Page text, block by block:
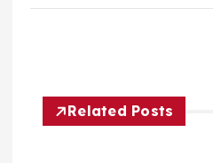
Related Posts